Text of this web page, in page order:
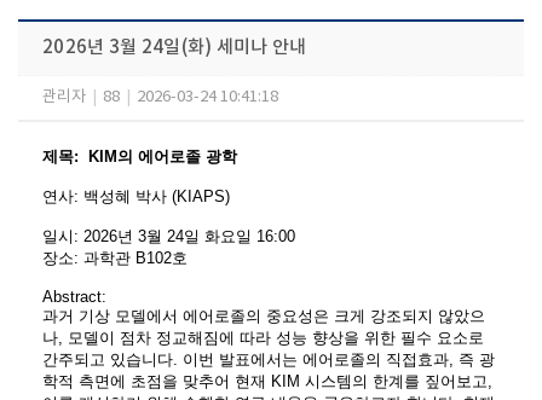
2026년 3월 24일(화) 세미나 안내
관리자 88 2026-03-24 10:41:18
제목: KIM의 에어로졸 광학
연사: 백성혜 박사 (KIAPS)
일시 : 2026년 3월 24일 화요일 16:00
장소: 과학관 B102호
Abstract:
과거 기상 모델에서 에어로졸의 중요성은 크게 강조되지 않았으
나, 모델이 점차 정교해짐에 따라 성능 향상을 위한 필수 요소로
간주되고 있습니다. 이번 발표에서는 에어로졸의 직접효과, 즉 광
학적 측면에 초점을 맞추어 현재 KIM 시스템의 한계를 짚어보고,